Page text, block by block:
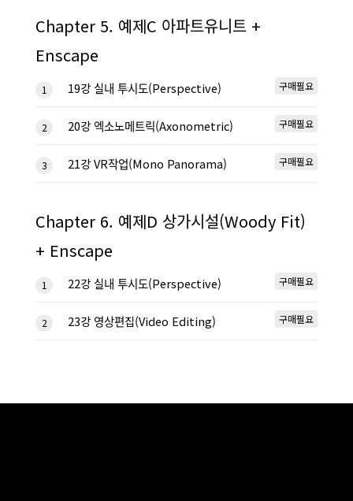
Chapter 5. 예제C 아파트유니트 +
Enscape
1 19강 실내 투시도(Perspective) 구매필요
2 20강 엑소노메트릭(Axonometric) 구매필요
3 21강 VR작업(Mono Panorama) 구매필요
Chapter 6. 예제D 상가시설(Woody Fit)
+ Enscape
1 22강 실내 투시도(Perspective) 구매필요
2 23강 영상편집(Video Editing) 구매필요